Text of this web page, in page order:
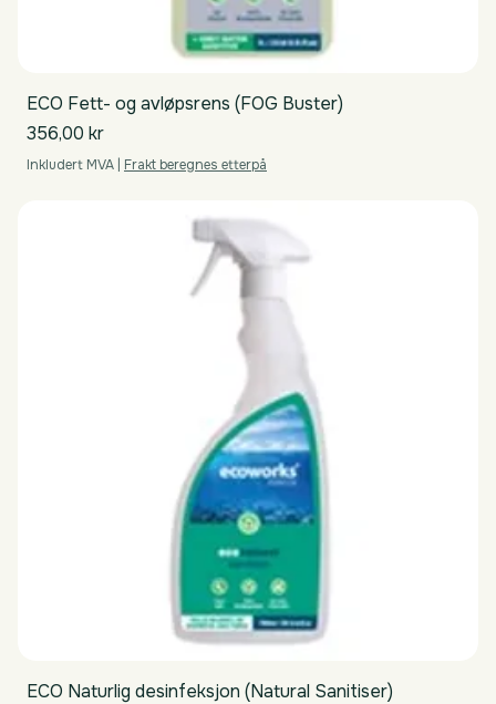
ECO Fett- og avløpsrens (FOG Buster)
Pris
356,00 kr
Inkludert MVA | Frakt beregnes etterpå
ECO Naturlig desinfeksjon (Natural Sanitiser)